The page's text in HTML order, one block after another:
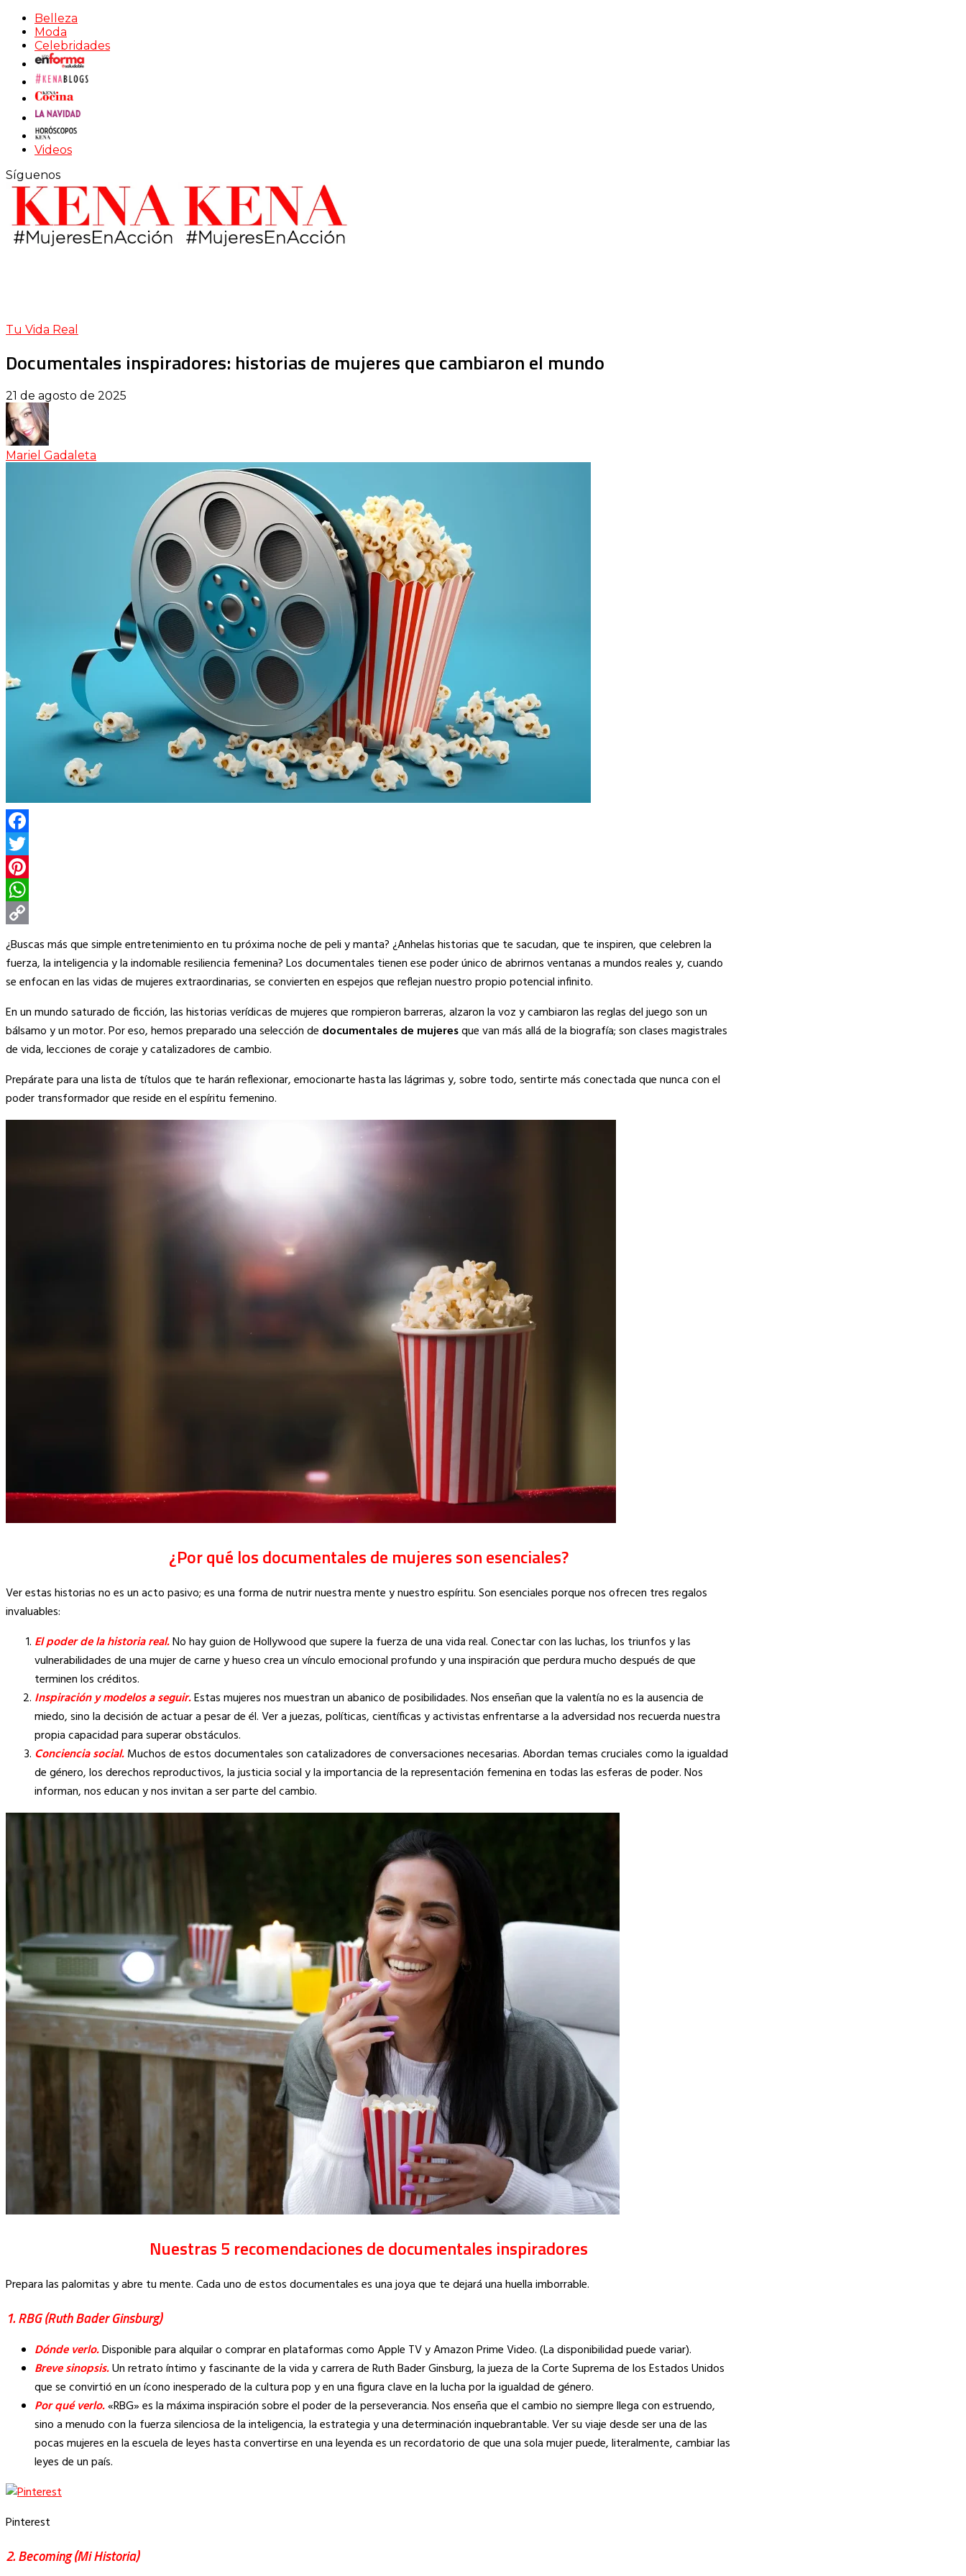
Belleza
Moda
Celebridades
Videos
Síguenos
Tu Vida Real
Documentales inspiradores: historias de mujeres que cambiaron el mundo
21 de agosto de 2025
Mariel Gadaleta
Facebook
Twitter
Pinterest
WhatsApp
Copy
Link
¿Buscas más que simple entretenimiento en tu próxima noche de peli y manta? ¿Anhelas historias que te sacudan, que te inspiren, que celebren la
fuerza, la inteligencia y la indomable resiliencia femenina? Los documentales tienen ese poder único de abrirnos ventanas a mundos reales y, cuando
se enfocan en las vidas de mujeres extraordinarias, se convierten en espejos que reflejan nuestro propio potencial infinito.
En un mundo saturado de ficción, las historias verídicas de mujeres que rompieron barreras, alzaron la voz y cambiaron las reglas del juego son un
bálsamo y un motor. Por eso, hemos preparado una selección de documentales de mujeresque van más allá de la biografía; son clases magistrales
de vida, lecciones de coraje y catalizadores de cambio.
Prepárate para una lista de títulos que te harán reflexionar, emocionarte hasta las lágrimas y, sobre todo, sentirte más conectada que nunca con el
poder transformador que reside en el espíritu femenino.
¿Por qué los documentales de mujeres son esenciales?
Ver estas historias no es un acto pasivo; es una forma de nutrir nuestra mente y nuestro espíritu. Son esenciales porque nos ofrecen tres regalos
invaluables:
El poder de la historia real.No hay guion de Hollywood que supere la fuerza de una vida real. Conectar con las luchas, los triunfos y las
vulnerabilidades de una mujer de carne y hueso crea un vínculo emocional profundo y una inspiración que perdura mucho después de que
terminen los créditos.
Inspiración y modelos a seguir.Estas mujeres nos muestran un abanico de posibilidades. Nos enseñan que la valentía no es la ausencia de
miedo, sino la decisión de actuar a pesar de él. Ver a juezas, políticas, científicas y activistas enfrentarse a la adversidad nos recuerda nuestra
propia capacidad para superar obstáculos.
Conciencia social.Muchos de estos documentales son catalizadores de conversaciones necesarias. Abordan temas cruciales como la igualdad
de género, los derechos reproductivos, la justicia social y la importancia de la representación femenina en todas las esferas de poder. Nos
informan, nos educan y nos invitan a ser parte del cambio.
Nuestras 5 recomendaciones de documentales inspiradores
Prepara las palomitas y abre tu mente. Cada uno de estos documentales es una joya que te dejará una huella imborrable.
1. RBG (Ruth Bader Ginsburg)
Dónde verlo.Disponible para alquilar o comprar en plataformas como Apple TV y Amazon Prime Video. (La disponibilidad puede variar).
Breve sinopsis.Un retrato íntimo y fascinante de la vida y carrera de Ruth Bader Ginsburg, la jueza de la Corte Suprema de los Estados Unidos
que se convirtió en un ícono inesperado de la cultura pop y en una figura clave en la lucha por la igualdad de género.
Por qué verlo.«RBG» es la máxima inspiración sobre el poder de la perseverancia. Nos enseña que el cambio no siempre llega con estruendo,
sino a menudo con la fuerza silenciosa de la inteligencia, la estrategia y una determinación inquebrantable. Ver su viaje desde ser una de las
pocas mujeres en la escuela de leyes hasta convertirse en una leyenda es un recordatorio de que una sola mujer puede, literalmente, cambiar las
leyes de un país.
Pinterest
2. Becoming (Mi Historia)